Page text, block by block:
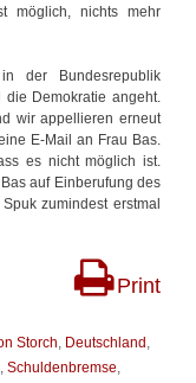
möglich, nichts mehr
der Bundesrepublik
die Demokratie angeht.
wir appellieren erneut
E-Mail an Frau Bas.
es nicht möglich ist.
auf Einberufung des
zumindest erstmal
Print
Storch, Deutschland ,
, Schuldenbremse,